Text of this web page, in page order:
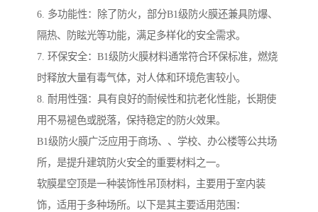
6. 多功能性：除了防火，部分B1级防火膜还兼具防爆、
隔热、防眩光等功能，满足多样化的安全需求。
7. 环保安全：B1级防火膜材料通常符合环保标准，燃烧
时释放大量有毒气体，对人体和环境危害较小。
8. 耐用性强：具有良好的耐候性和抗老化性能，长期使
用不易褪色或脱落，保持稳定的防火效果。
B1级防火膜广泛应用于商场、、学校、办公楼等公共场
所，是提升建筑防火安全的重要材料之一。
软膜星空顶是一种装饰性吊顶材料，主要用于室内装
饰，适用于多种场所。以下是其主要适用范围：